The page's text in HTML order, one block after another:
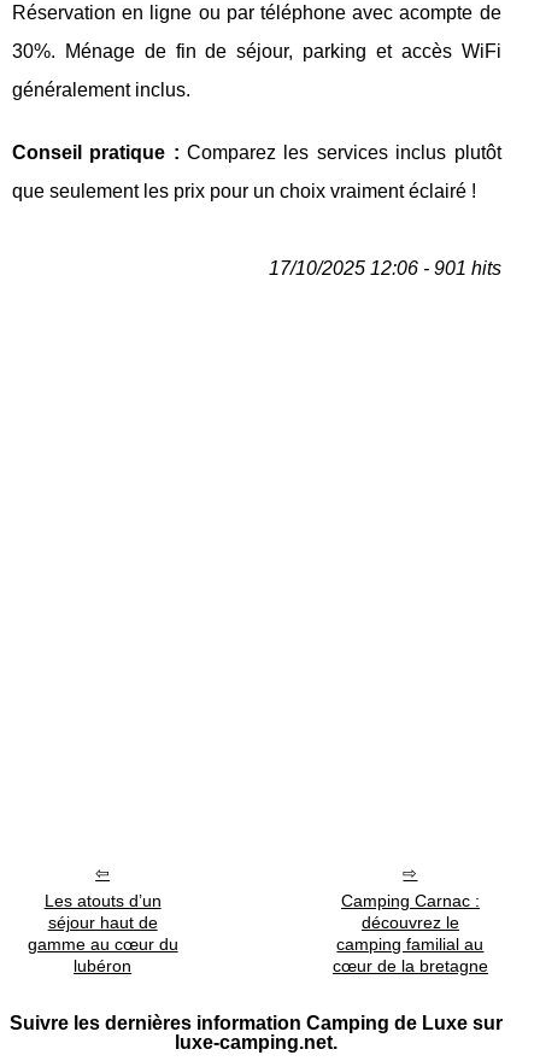
Réservation en ligne ou par téléphone avec acompte de
30%. Ménage de fin de séjour, parking et accès WiFi
généralement inclus.
Conseil pratique : Comparez les services inclus plutôt
que seulement les prix pour un choix vraiment éclairé !
17/10/2025 12:06 - 901 hits
Les atouts d’un
séjour haut de
gamme au cœur du
lubéron
Camping Carnac :
découvrez le
camping familial au
cœur de la bretagne
Suivre les dernières information Camping de Luxe sur
luxe-camping.net.